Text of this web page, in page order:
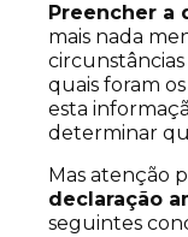
Preencher a
mais nada
quais foram
esta
determinar
Mas atenção
declaração
seguintes